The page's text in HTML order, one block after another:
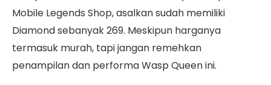
Mobile Legends Shop, asalkan sudah memiliki
Diamond sebanyak 269. Meskipun harganya
termasuk murah, tapi jangan remehkan
penampilan dan performa Wasp Queen ini.